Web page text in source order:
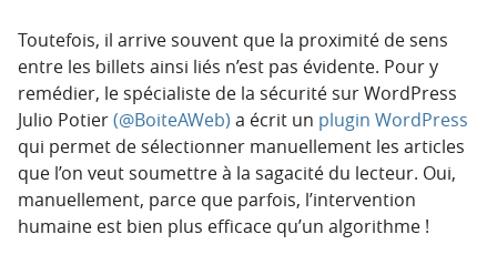
Toutefois, il arrive souvent que la proximité de sens
entre les billets ainsi liés n’est pas évidente. Pour y
remédier, le spécialiste de la sécurité sur WordPress
Julio Potier(@BoiteAWeb) a écrit un plugin WordPress
qui permet de sélectionner manuellement les articles
que l’on veut soumettre à la sagacité du lecteur. Oui,
manuellement, parce que parfois, l’intervention
humaine est bien plus efficace qu’un algorithme !